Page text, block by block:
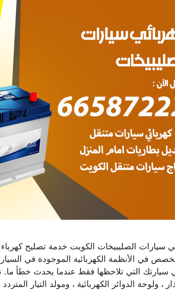
سيارات الصليبيخات الكويت خدمة تصليح
في الأنظمة الكهربائية الموجودة في
سيارتك التي تلاحظها فقط عندما يحدث خطأ ما.
، ولوحة الدوائر الكهربائية ، ومولد التيار